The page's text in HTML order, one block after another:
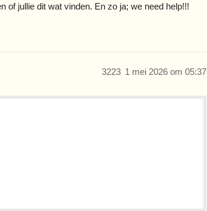
jullie dit wat vinden. En zo ja; we need help!!!
1 mei 2026 om 05:37
3223